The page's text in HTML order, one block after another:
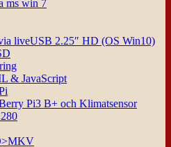
ms win 7
liveUSB 2.25″ HD (OS Win10)
& JavaScript
Pi3 B+ och Klimatsensor